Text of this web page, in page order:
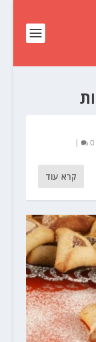
0
|
קרא עוד